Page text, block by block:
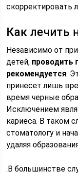
скорректировать
Как лечить
Независимо от
детей, проводить
рекомендуется.
принесет лишь
время черные
Исключением
кариеса. В таком
стоматологу и
удаляя
.В большинстве